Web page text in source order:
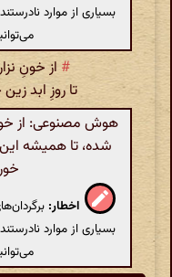
بسیاری از موارد
# از خونِ
تا روزِ ابد
هوش مصنوعی: از خونِ
شده، تا همیشه
اخطار:
بسیاری از موارد